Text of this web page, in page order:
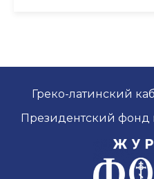
Греко-латинский
Президентский фонд